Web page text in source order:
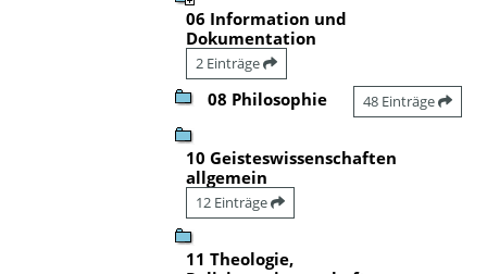
06 Information und
Dokumentation
2 Einträge
08 Philosophie 48 Einträge
10 Geisteswissenschaften
allgemein
12 Einträge
11 Theologie,